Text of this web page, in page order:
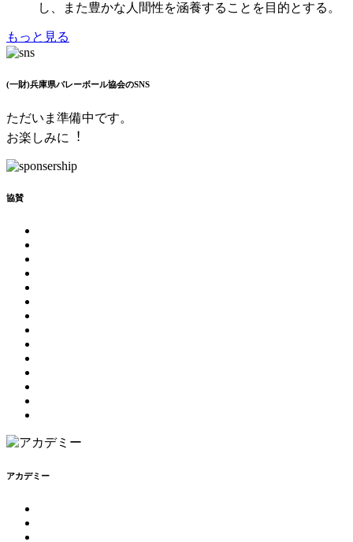
し、また豊かな人間性を涵養することを目的とする。
もっと見る
(一財)兵庫県バレーボール協会のSNS
ただいま準備中です。
お楽しみに︕
協賛
アカデミー